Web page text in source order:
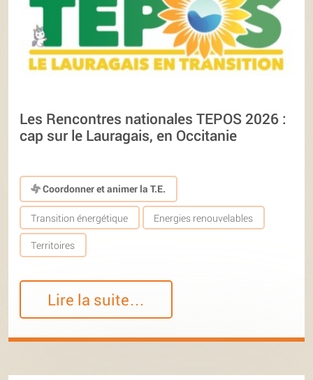
Les Rencontres nationales TEPOS 2026 :
cap sur le Lauragais, en Occitanie
Coordonner et animer la T.E.
Transition énergétique Energies renouvelables
Territoires
Lire la suite…